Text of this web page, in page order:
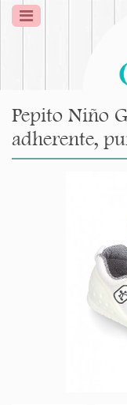
Pepito Niño
adherente,